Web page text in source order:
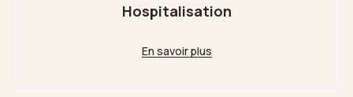
Hospitalisation
En savoir plus